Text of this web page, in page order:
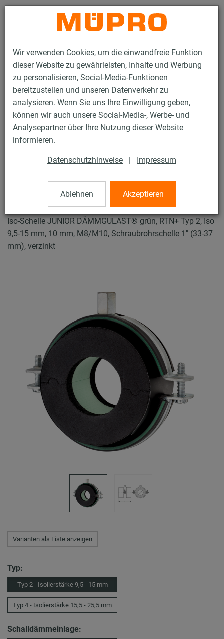
Wir verwenden Cookies, um die einwandfreie Funktion
dieser Website zu gewährleisten, Inhalte und Werbung
zu personalisieren, Social-Media-Funktionen
bereitzustellen und unseren Datenverkehr zu
analysieren. Wenn Sie uns Ihre Einwilligung geben,
können wir auch unsere Social-Media-, Werbe- und
Analysepartner über Ihre Nutzung dieser Website
informieren.
Datenschutzhinweise | Impressum
Ablehnen Akzeptieren
Kontakt
Produkte Befestigungstechnik
Rohrschellen
ISO-Schellen RTN+ Typ 2 und 4
ISO-Schellen RTN+
Typ 2 und 4
Iso-Schelle JUNIOR DÄMMGULAST® grün, RTN+ Typ 2, Iso
9,5-15 mm, 10 mm, M8/M10, Schraubrohrschelle 1" (33-37
mm), verzinkt
Varianten als Liste anzeigen
Typ:
Typ 2 - Isolierstärke 9,5 - 15 mm
Typ 4 - Isolierstärke 15,5 - 25,5 mm
Schalldämmeinlage: